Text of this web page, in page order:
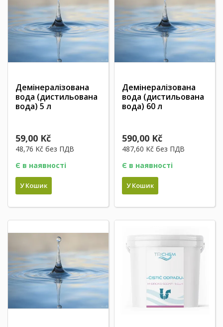
Демінералізована
вода (дистильована
вода) 5 л
59,00 Kč
48,76 Kč без ПДВ
Є в наявності
У Кошик
Демінералізована
вода (дистильована
вода) 60 л
590,00 Kč
487,60 Kč без ПДВ
Є в наявності
У Кошик